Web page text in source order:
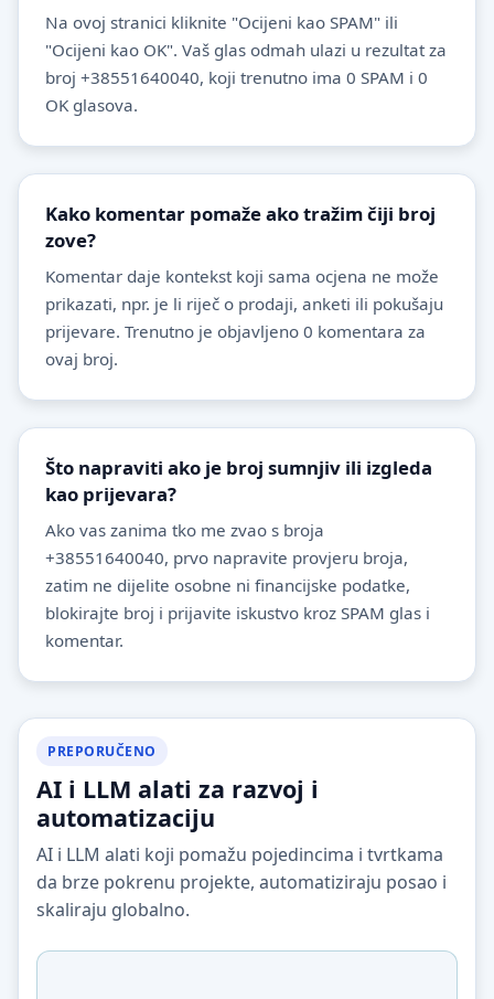
Na ovoj stranici kliknite "Ocijeni kao SPAM" ili
"Ocijeni kao OK". Vaš glas odmah ulazi u rezultat za
broj +38551640040, koji trenutno ima 0 SPAM i 0
OK glasova.
Kako komentar pomaže ako tražim čiji broj
zove?
Komentar daje kontekst koji sama ocjena ne može
prikazati, npr. je li riječ o prodaji, anketi ili pokušaju
prijevare. Trenutno je objavljeno 0 komentara za
ovaj broj.
Što napraviti ako je broj sumnjiv ili izgleda
kao prijevara?
Ako vas zanima tko me zvao s broja
+38551640040, prvo napravite provjeru broja,
zatim ne dijelite osobne ni financijske podatke,
blokirajte broj i prijavite iskustvo kroz SPAM glas i
komentar.
PREPORUČENO
AI i LLM alati za razvoj i
automatizaciju
AI i LLM alati koji pomažu pojedincima i tvrtkama
da brze pokrenu projekte, automatiziraju posao i
skaliraju globalno.